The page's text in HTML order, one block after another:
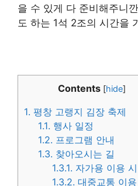
을 수 있게 다 준비해주니
도 하는 1석 2조의 시간을
Contents [hide]
1. 평창 고랭지 김장 축제
1.1. 행사 일정
1.2. 프로그램 안내
1.3. 찾아오시는 길
1.3.1. 자가용 이용 시
1.3.2. 대중교통 이